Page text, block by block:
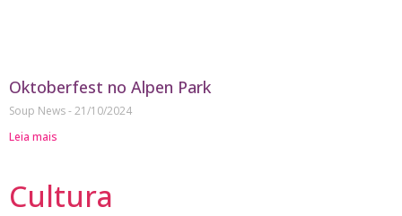
Oktoberfest no Alpen Park
Soup News 21/10/2024
Leia mais
Cultura